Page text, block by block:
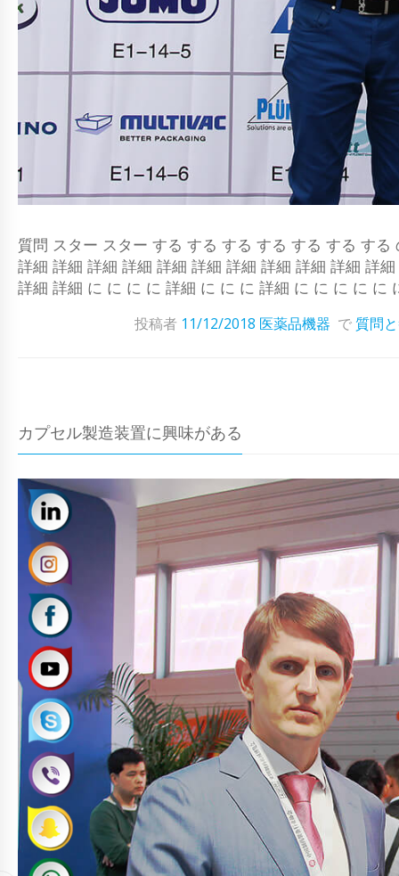
質問 スター スター する する する する する する す
詳細 詳細 詳細 詳細 詳細 詳細 詳細 詳細 詳細 詳細 詳
詳細 詳細 に に に に 詳細 に に に 詳細 に に に に
投稿者 11/12/2018 医薬品機器 で 質問
カプセル製造装置に興味がある